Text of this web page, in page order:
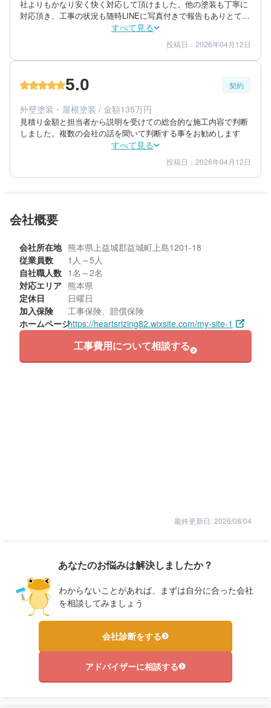
社よりもかなり安く快く対応して頂けました。他の塗装も丁寧に
対応頂き、工事の状況も随時LINEに写真付きで報告もありとても
すべて見る
仕上がり 5
満足度 5
50代/男性/一戸建て
築年数：20年
投稿日：2026年04月12日
5.0 契約
外壁塗装・屋根塗装 / 金額135万円
見積り金額と担当者から説明を受けての総合的な施工内容で判断
しました。複数の会社の話を聞いて判断する事をお勧めします
すべて見る
金額感 5
担当者 5
エリア：熊本県上益城郡益城町
築年数：20年
投稿日：2026年04月12日
会社概要
会社所在地 熊本県上益城郡益城町上島1201-18
従業員数
1人～5人
自社職人数 1名～2名
対応エリア 熊本県
定休日
日曜日
加入保険
工事保険、賠償保険
ホームページhttps://heartsrizing82.wixsite.com/my-site-1
工事費用について相談する
最終更新日: 2026/08/04
あなたのお悩みは解決しましたか？
わからないことがあれば、まずは自分に合った会社
を相談してみましょう
会社診断をする
アドバイザーに相談する